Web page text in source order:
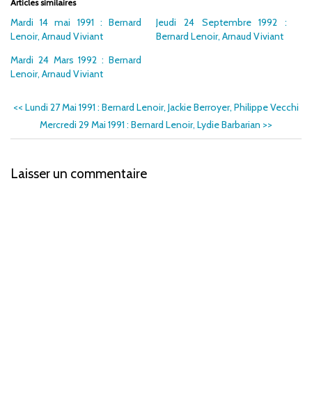
Articles similaires
Mardi 14 mai 1991 : Bernard
Lenoir, Arnaud Viviant
Jeudi 24 Septembre 1992 :
Bernard Lenoir, Arnaud Viviant
Mardi 24 Mars 1992 : Bernard
Lenoir, Arnaud Viviant
<< Lundi 27 Mai 1991 : Bernard Lenoir, Jackie Berroyer, Philippe Vecchi
Mercredi 29 Mai 1991 : Bernard Lenoir, Lydie Barbarian >>
Laisser un commentaire